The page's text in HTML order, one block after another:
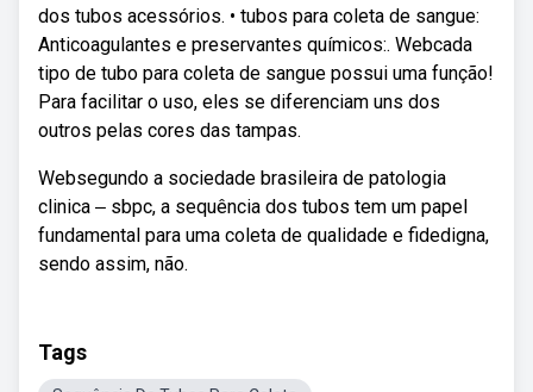
dos tubos acessórios. • tubos para coleta de sangue:
Anticoagulantes e preservantes químicos:. Webcada
tipo de tubo para coleta de sangue possui uma função!
Para facilitar o uso, eles se diferenciam uns dos
outros pelas cores das tampas.
Websegundo a sociedade brasileira de patologia
clinica ‒ sbpc, a sequência dos tubos tem um papel
fundamental para uma coleta de qualidade e fidedigna,
sendo assim, não.
Tags